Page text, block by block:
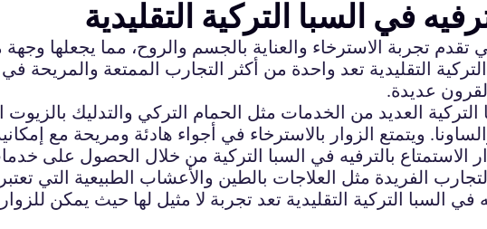
في السبا التركية التقليدية
تقدم تجربة الاسترخاء والعناية بالجسم والروح، مما يجعلها
التقليدية تعد واحدة من أكثر التجارب الممتعة والمريحة
لقرون عديدة.
العديد من الخدمات مثل الحمام التركي والتدليك بالزيوت
الاستمتاع بالترفيه في السبا التركية من خلال الحصول على
في السبا التركية التقليدية تعد تجربة لا مثيل لها حيث يمكن